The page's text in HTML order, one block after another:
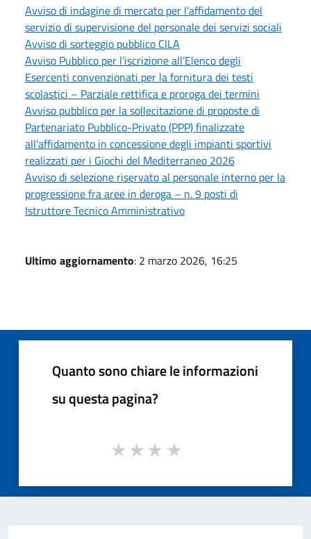
Avviso di indagine di mercato per l'affidamento del
servizio di supervisione del personale dei servizi sociali
Avviso di sorteggio pubblico CILA
Avviso Pubblico per l’iscrizione all’Elenco degli
Esercenti convenzionati per la fornitura dei testi
scolastici – Parziale rettifica e proroga dei termini
Avviso pubblico per la sollecitazione di proposte di
Partenariato Pubblico-Privato (PPP) finalizzate
all’affidamento in concessione degli impianti sportivi
realizzati per i Giochi del Mediterraneo 2026
Avviso di selezione riservato al personale interno per la
progressione fra aree in deroga – n. 9 posti di
Istruttore Tecnico Amministrativo
Ultimo aggiornamento: 2 marzo 2026, 16:25
Quanto sono chiare le informazioni
su questa pagina?